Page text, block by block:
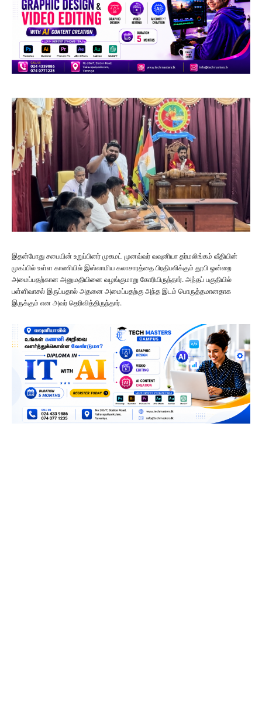
இதன்போது சபையின் உறுப்பினர் முகமட் முனவ்வர் வவுனியா தர்மலிங்கம் வீதியின்
முகப்பில் உள்ள காணியில் இஸ்லாமிய கலாசாரத்தை பிரதிபலிக்கும் தூபி ஒன்றை
அமைப்பதற்கான அனுமதியினை வழங்குமாறு கோரியிருந்தார். அந்தப் பகுதியில்
பள்ளிவாசல் இருப்பதால் அதனை அமைப்பதற்கு அந்த இடம் பொருத்தமானதாக
இருக்கும் என அவர் தெரிவித்திருந்தார்.